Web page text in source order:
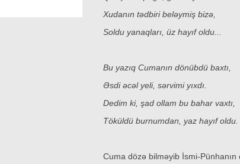
Xudanın tədbiri beləymiş bizə,
Soldu yanaqları, üz hayıf oldu...
Bu yazıq Cumanın dönübdü baxtı,
Əsdi əcəl yeli, sərvimi yıxdı.
Dedim ki, şad ollam bu bahar vaxtı,
Töküldü burnumdan, yaz hayıf oldu.
Cuma dözə bilməyib İsmi-